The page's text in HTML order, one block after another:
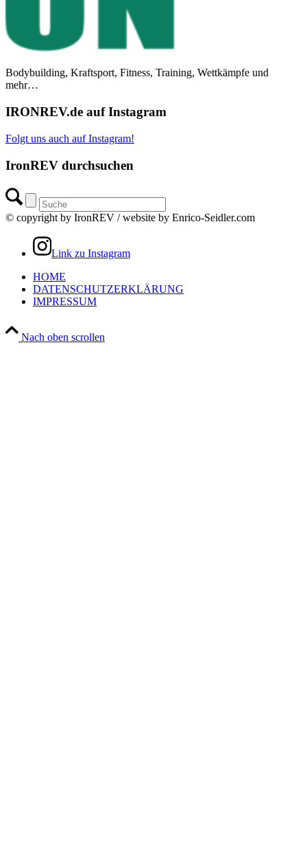
Bodybuilding, Kraftsport, Fitness, Training, Wettkämpfe und
mehr…
IRONREV.de auf Instagram
Folgt uns auch auf Instagram!
IronREV durchsuchen
© copyright by IronREV / website by Enrico-Seidler.com
Link zu Instagram
HOME
DATENSCHUTZERKLÄRUNG
IMPRESSUM
Nach oben scrollen